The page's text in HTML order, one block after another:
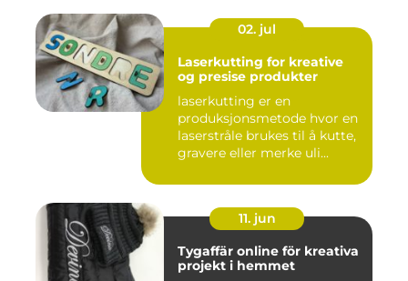
02. jul
Laserkutting for kreative
og presise produkter
laserkutting er en
produksjonsmetode hvor en
laserstråle brukes til å kutte,
gravere eller merke uli...
11. jun
Tygaffär online för kreativa
projekt i hemmet